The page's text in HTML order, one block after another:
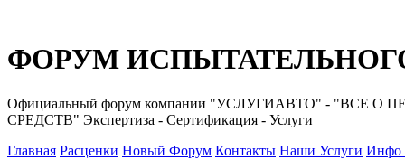
ФОРУМ
Официальный форум компании "УСЛУГИАВТО" -
СРЕДСТВ" Экспертиза - Сертификация - Услуги
Главная Расценки Новый Форум Контакты Наши Услуги Инфо